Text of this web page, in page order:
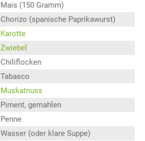
Mais (150 Gramm)
Chorizo (spanische Paprikawurst)
Karotte
Zwiebel
Chiliflocken
Tabasco
Muskatnuss
Piment, gemahlen
Penne
Wasser (oder klare Suppe)